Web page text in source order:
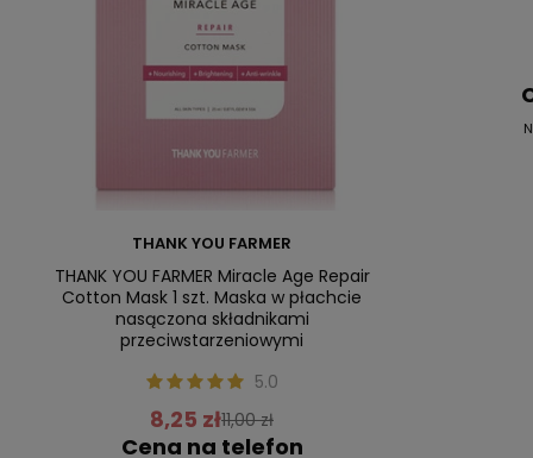
THANK YOU FARMER
THANK YOU FARMER Miracle Age Repair
Cotton Mask 1 szt. Maska w płachcie
nasączona składnikami
przeciwstarzeniowymi
5.0
8,25 zł11,00 zł
Cena na telefon